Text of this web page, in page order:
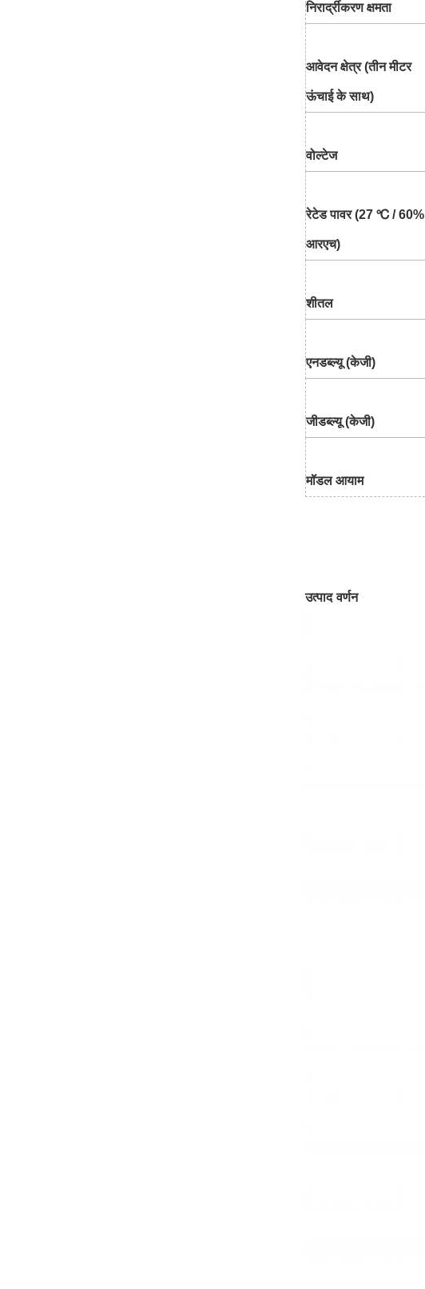
निरार्द्रीकरण क्षमता
आवेदन क्षेत्र (तीन मीटर
ऊंचाई के साथ)
वोल्टेज
रेटेड पावर (27 ℃ / 60%
आरएच)
शीतल
एनडब्ल्यू (केजी)
जीडब्ल्यू (केजी)
मॉडल आयाम
उत्पाद वर्णन